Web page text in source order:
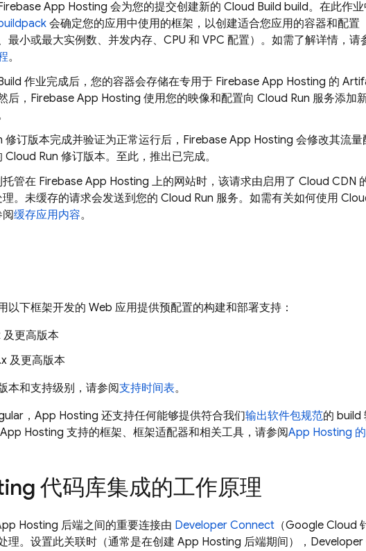
App Hosting 会为您的提交创建新的 Cloud Build build。在此作业
会确定您的应用中使用的框架，以创建适合您应用的容器和配置
最小或最大实例数、并发内存、CPU 和 VPC 配置）。如需了解详情，请
。
作业完成后，您的容器会存储在专用于 Firebase App Hosting 的
后， Firebase App Hosting 使用您的映像和配置向 Cloud Run 服务添加
修订版本完成并验证为正常运行后， Firebase App Hosting 会修改其流
Cloud Run 修订版本。至此，推出已完成。
托管在 Firebase App Hosting 上的网站时，该请求由启用了 Cloud CDN
。未缓存的请求会发送到您的 Cloud Run 服务。如需有关如何使用
缓存应用内容。
以下框架开发的 Web 应用提供预配置的构建和部署支持：
及更高版本
及更高版本
本和支持级别，请参阅支持时间表。
， App Hosting 还支持任何能够提供符合我们输出软件包规范的 build
App Hosting 支持的框架、框架适配器和相关工具，请参阅App Hosting
代码库集成的工作原理
Hosting 后端之间的重要连接由 Developer Connect （Google Cloud
理。设置此关联时（通常是在创建 App Hosting 后端期间），